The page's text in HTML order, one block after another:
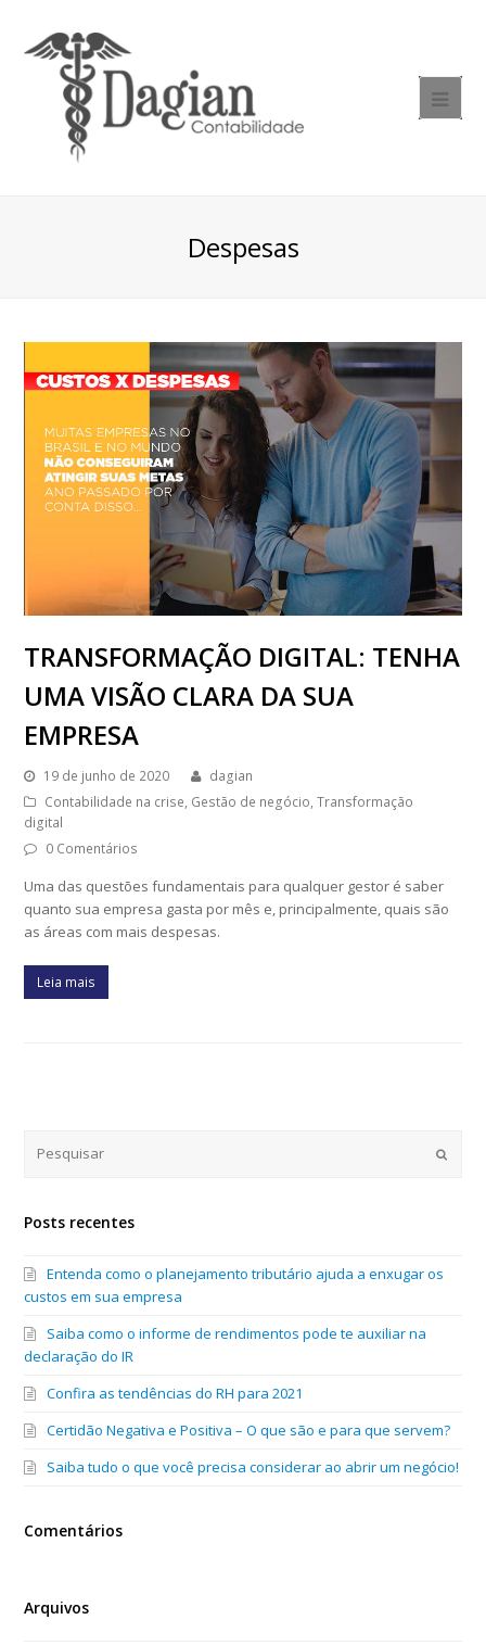
Despesas
TRANSFORMAÇÃO DIGITAL: TENHA
UMA VISÃO CLARA DA SUA
EMPRESA
19 de junho de 2020
dagian
Contabilidade na crise, Gestão de negócio,Transformação
digital
0 Comentários
Uma das questões fundamentais para qualquer gestor é saber
quanto sua empresa gasta por mês e, principalmente, quais são
as áreas com mais despesas.
Leia mais
Submit
Posts recentes
Entenda como o planejamento tributário ajuda a enxugar os
custos em sua empresa
Saiba como o informe de rendimentos pode te auxiliar na
declaração do IR
Confira as tendências do RH para 2021
Certidão Negativa e Positiva – O que são e para que servem?
Saiba tudo o que você precisa considerar ao abrir um negócio!
Comentários
Arquivos